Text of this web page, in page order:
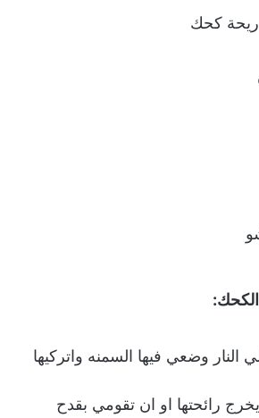
وضعي فيها السمنه واتركيها
رائحتها او ان تقومي بقدح